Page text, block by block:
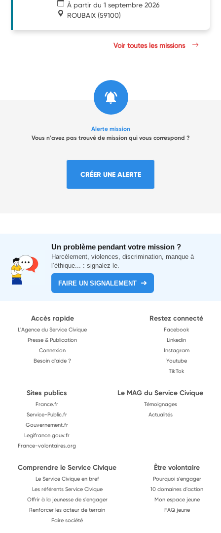
À partir du 1 septembre 2026
ROUBAIX (59100)
Voir toutes les missions
Alerte mission
Vous n'avez pas trouvé de mission qui vous correspond ?
CRÉER UNE ALERTE
Un problème pendant votre mission ?
Harcèlement, violences, discrimination, manque à
l’éthique... : signalez-le.
FAIRE UN SIGNALEMENT
Accès rapide
L'Agence du Service Civique
Presse & Publication
Connexion
Besoin d'aide ?
Restez connecté
Facebook
Linkedin
Instagram
Youtube
TikTok
Sites publics
France.fr
Service-Public.fr
Gouvernement.fr
Legifrance.gouv.fr
France-volontaires.org
Le MAG du Service Civique
Témoignages
Actualités
Comprendre le Service Civique
Le Service Civique en bref
Les référents Service Civique
Offrir à la jeunesse de s'engager
Renforcer les acteur de terrain
Faire société
Être volontaire
Pourquoi s'engager
10 domaines d'action
Mon espace jeune
FAQ jeune